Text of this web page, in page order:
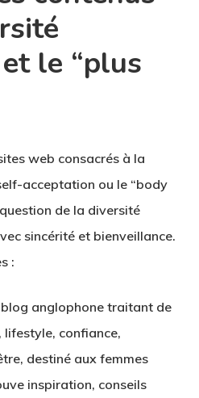
le “plus
web consacrés à la
acceptation ou le “body
de la diversité
sincérité et bienveillance.
:
blog anglophone traitant de
confiance,
destiné aux femmes
inspiration, conseils